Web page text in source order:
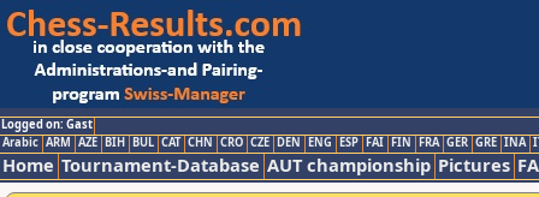
Logged on: Gast
Arabic ARM AZE BIH BUL CAT CHN CRO CZE DEN ENG ESP FAI FIN FRA GER GRE INA
Home Tournament-Database AUT championship Pictures